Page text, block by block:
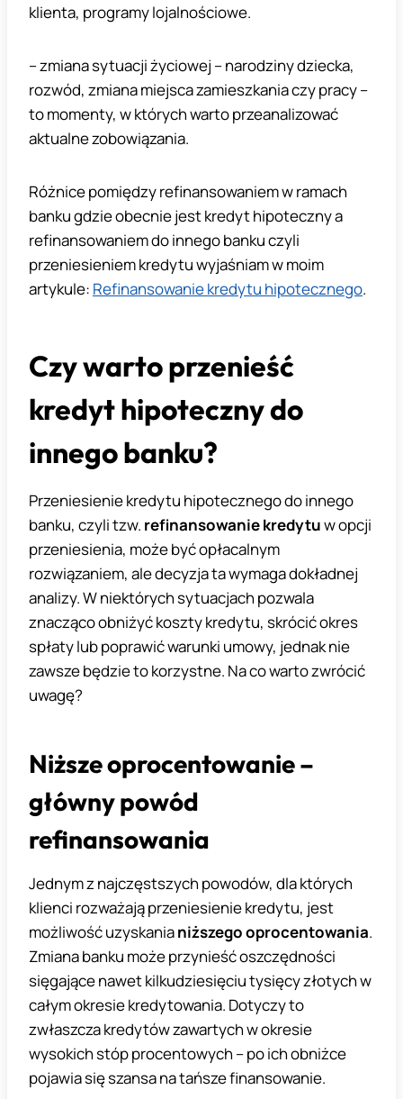
klienta, programy lojalnościowe.
– zmiana sytuacji życiowej – narodziny dziecka,
rozwód, zmiana miejsca zamieszkania czy pracy –
to momenty, w których warto przeanalizować
aktualne zobowiązania.
Różnice pomiędzy refinansowaniem w ramach
banku gdzie obecnie jest kredyt hipoteczny a
refinansowaniem do innego banku czyli
przeniesieniem kredytu wyjaśniam w moim
artykule: Refinansowanie kredytu hipotecznego.
Czy warto przenieść
kredyt hipoteczny do
innego banku?
Przeniesienie kredytu hipotecznego do innego
banku, czyli tzw. refinansowanie kredytuw opcji
przeniesienia, może być opłacalnym
rozwiązaniem, ale decyzja ta wymaga dokładnej
analizy. W niektórych sytuacjach pozwala
znacząco obniżyć koszty kredytu, skrócić okres
spłaty lub poprawić warunki umowy, jednak nie
zawsze będzie to korzystne. Na co warto zwrócić
uwagę?
Niższe oprocentowanie –
główny powód
refinansowania
Jednym z najczęstszych powodów, dla których
klienci rozważają przeniesienie kredytu, jest
możliwość uzyskanianiższego oprocentowania.
Zmiana banku może przynieść oszczędności
sięgające nawet kilkudziesięciu tysięcy złotych w
całym okresie kredytowania. Dotyczy to
zwłaszcza kredytów zawartych w okresie
wysokich stóp procentowych – po ich obniżce
pojawia się szansa na tańsze finansowanie.